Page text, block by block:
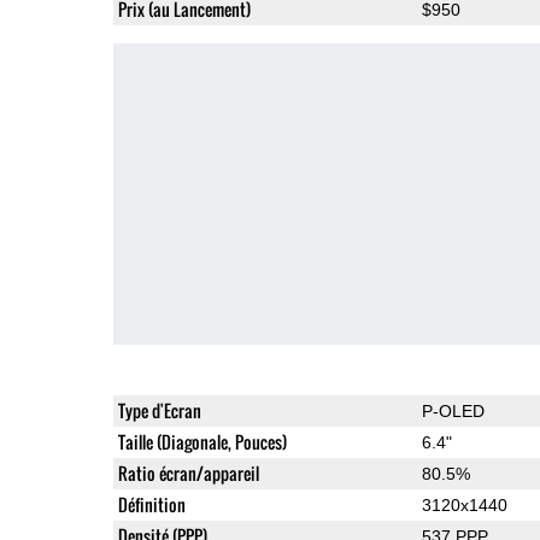
Prix (au Lancement) $950
Type d'Ecran P-OLED
Taille (Diagonale, Pouces) 6.4"
Ratio écran/appareil 80.5%
Définition 3120x1440
537 PPP